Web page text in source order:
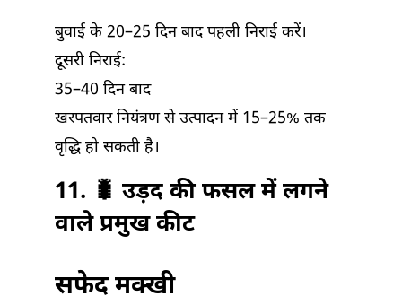
बुवाई के 20–25 दिन बाद पहली निराई करें।
दूसरी निराई:
35–40 दिन बाद
खरपतवार नियंत्रण से उत्पादन में 15–25% तक
वृद्धि हो सकती है।
11. 🐛 उड़द की फसल में लगने
वाले प्रमुख कीट
सफेद मक्खी